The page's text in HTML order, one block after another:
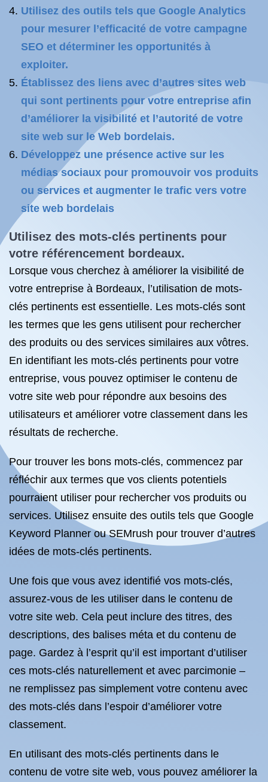
Utilisez des outils tels que Google Analytics
pour mesurer l’efficacité de votre campagne
SEO et déterminer les opportunités à
exploiter.
Établissez des liens avec d’autres sites web
qui sont pertinents pour votre entreprise afin
d’améliorer la visibilité et l’autorité de votre
site web sur le Web bordelais.
Développez une présence active sur les
médias sociaux pour promouvoir vos produits
ou services et augmenter le trafic vers votre
site web bordelais
Utilisez des mots-clés pertinents pour
votre référencement bordeaux.
Lorsque vous cherchez à améliorer la visibilité de
votre entreprise à Bordeaux, l’utilisation de mots-
clés pertinents est essentielle. Les mots-clés sont
les termes que les gens utilisent pour rechercher
des produits ou des services similaires aux vôtres.
En identifiant les mots-clés pertinents pour votre
entreprise, vous pouvez optimiser le contenu de
votre site web pour répondre aux besoins des
utilisateurs et améliorer votre classement dans les
résultats de recherche.
Pour trouver les bons mots-clés, commencez par
réfléchir aux termes que vos clients potentiels
pourraient utiliser pour rechercher vos produits ou
services. Utilisez ensuite des outils tels que Google
Keyword Planner ou SEMrush pour trouver d’autres
idées de mots-clés pertinents.
Une fois que vous avez identifié vos mots-clés,
assurez-vous de les utiliser dans le contenu de
votre site web. Cela peut inclure des titres, des
descriptions, des balises méta et du contenu de
page. Gardez à l’esprit qu’il est important d’utiliser
ces mots-clés naturellement et avec parcimonie –
ne remplissez pas simplement votre contenu avec
des mots-clés dans l’espoir d’améliorer votre
classement.
En utilisant des mots-clés pertinents dans le
contenu de votre site web, vous pouvez améliorer la